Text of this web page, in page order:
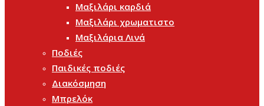
Μαξιλάρι καρδιά
Μαξιλάρι χρωματιστο
Μαξιλάρια Λινά
Ποδιές
Παιδικές ποδιές
Διακόσμηση
Μπρελόκ